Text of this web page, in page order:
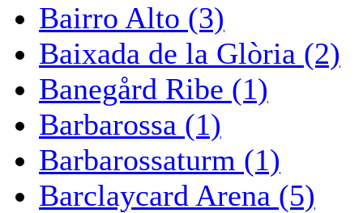
Bairro Alto (3)
Baixada de la Glòria (2)
Banegård Ribe (1)
Barbarossa (1)
Barbarossaturm (1)
Barclaycard Arena (5)